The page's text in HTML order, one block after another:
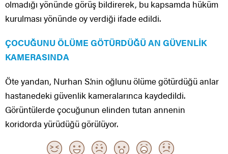
olmadığı yönünde görüş bildirerek, bu kapsamda hüküm
kurulması yönünde oy verdiği ifade edildi.
ÇOCUĞUNU ÖLÜME GÖTÜRDÜĞÜ AN GÜVENLİK
KAMERASINDA
Öte yandan, Nurhan S.’nin oğlunu ölüme götürdüğü anlar
hastanedeki güvenlik kameralarınca kaydedildi.
Görüntülerde çocuğunun elinden tutan annenin
koridorda yürüdüğü görülüyor.